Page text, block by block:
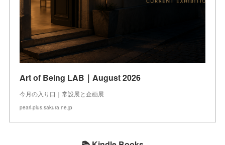
Art of Being LAB｜August 2026
今月の入り口｜常設展と企画展
pearl-plus.sakura.ne.jp